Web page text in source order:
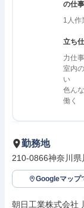
の仕事
1人作
立ち
力仕
室内
い
色ん
働く
勤務地
210-0866神奈川
Googleマップ
朝日工業株式会社